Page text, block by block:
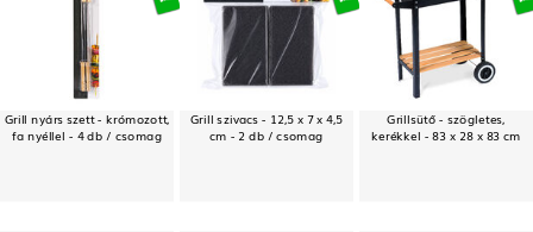
Grill nyárs szett - krómozott,
fa nyéllel - 4 db / csomag
Grill szivacs - 12,5 x 7 x 4,5
cm - 2 db / csomag
Grillsütő - szögletes,
kerékkel - 83 x 28 x 83 cm